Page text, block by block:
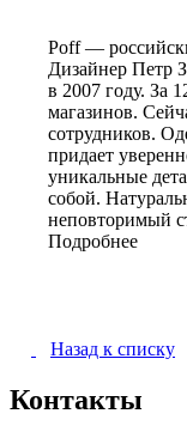
Poff —
Дизайнер Петр
в 2007 году. За
магазинов.
сотрудников.
придает
уникальные
собой.
неповторимый
Подробнее
Назад к списку
Контакты